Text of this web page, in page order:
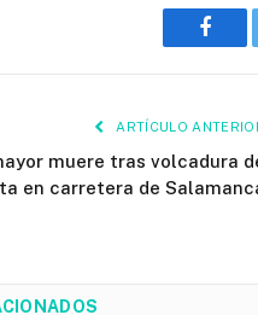
ARTÍCULO
muere tras volcadura
en carretera de